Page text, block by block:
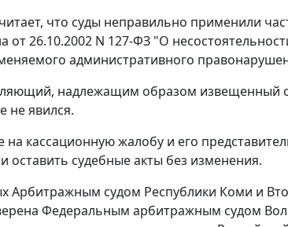
что суды неправильно применили
от 26.10.2002 N 127-ФЗ "О
административного
надлежащим образом извещенный
не явился.
на кассационную жалобу и его
оставить судебные акты без изменения.
Арбитражным судом Республики Коми и
Федеральным арбитражным судом